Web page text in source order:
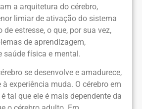
a arquitetura do cérebro,
limiar de ativação do sistema
de estresse, o que, por sua vez,
de aprendizagem,
saúde física e mental.
se desenvolve e amadurece,
experiência muda. O cérebro em
tal que ele é mais dependente da